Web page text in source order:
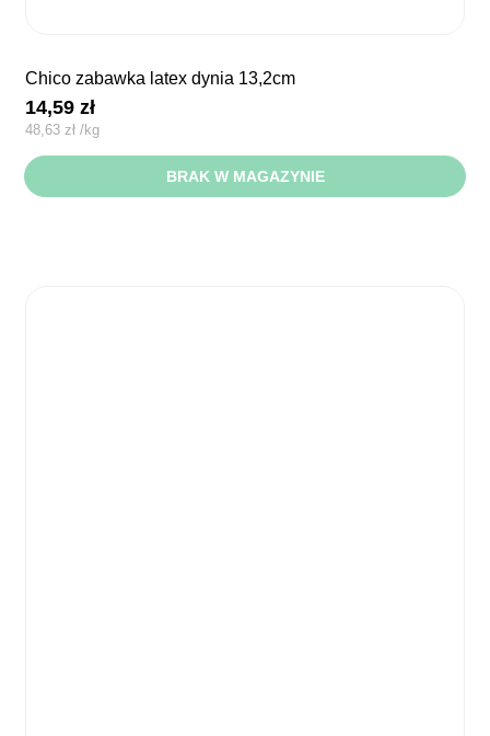
chico zabawka latex dynia 13,2cm
14,59zł
48,63zł /kg
BRAK W MAGAZYNIE